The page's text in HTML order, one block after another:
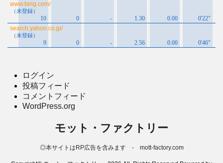
ログイン
投稿フィード
コメントフィード
WordPress.org
モット・ファクトリー
◎本サイトはRP広告を含みます - mott-factory.com